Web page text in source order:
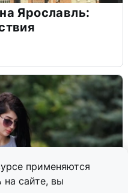
применяются
сайте, вы
Ярославль: